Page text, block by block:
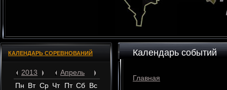
КАЛЕНДАРЬ СОРЕВНОВАНИЙ
2013
Апрель
Пн Вт Ср Чт Пт Сб Вс
Календарь событий
Главная